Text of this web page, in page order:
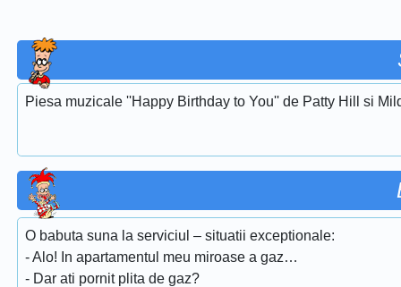
Piesa muzicale ''Happy Birthday to You'' de Patty Hill si
O babuta suna la serviciul – situatii exceptionale:
- Alo! In apartamentul meu miroase a gaz…
- Dar ati pornit plita de gaz?